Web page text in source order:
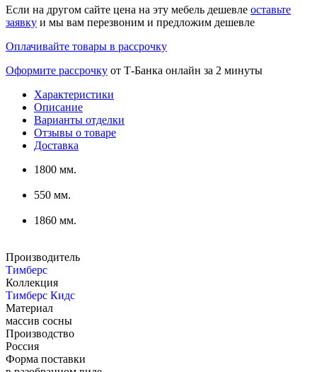
Если на другом сайте цена на эту мебель дешевле оставьте
заявку и мы вам перезвоним и предложим дешевле
Оплачивайте товары в рассрочку
Оформите рассрочку от Т-Банка онлайн за 2 минуты
Характеристики
Описание
Варианты отделки
Отзывы о товаре
Доставка
1800 мм.
550 мм.
1860 мм.
Производитель
Тимберс
Коллекция
Тимберс Кидс
Материал
массив сосны
Производство
Россия
Форма поставки